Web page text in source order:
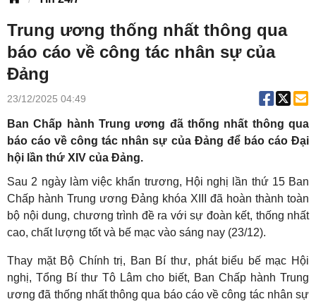
Trung ương thống nhất thông qua
báo cáo về công tác nhân sự của
Đảng
23/12/2025 04:49
Ban Chấp hành Trung ương đã thống nhất thông qua
báo cáo về công tác nhân sự của Đảng để báo cáo Đại
hội lần thứ XIV của Đảng.
Sau 2 ngày làm việc khẩn trương, Hội nghị lần thứ 15 Ban
Chấp hành Trung ương Đảng khóa XIII đã hoàn thành toàn
bộ nội dung, chương trình đề ra với sự đoàn kết, thống nhất
cao, chất lượng tốt và bế mạc vào sáng nay (23/12).
Thay mặt Bộ Chính trị, Ban Bí thư, phát biểu bế mạc Hội
nghị, Tổng Bí thư Tô Lâm cho biết, Ban Chấp hành Trung
ương đã thống nhất thông qua báo cáo về công tác nhân sự